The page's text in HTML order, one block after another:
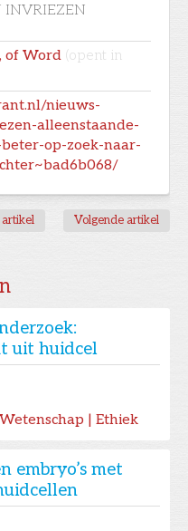
INVRIEZEN
of Word (opent in
nieuws-
alleenstaande-
op-zoek-naar-
Volgende artikel
uit huidcel
| Ethiek
embryo’s met